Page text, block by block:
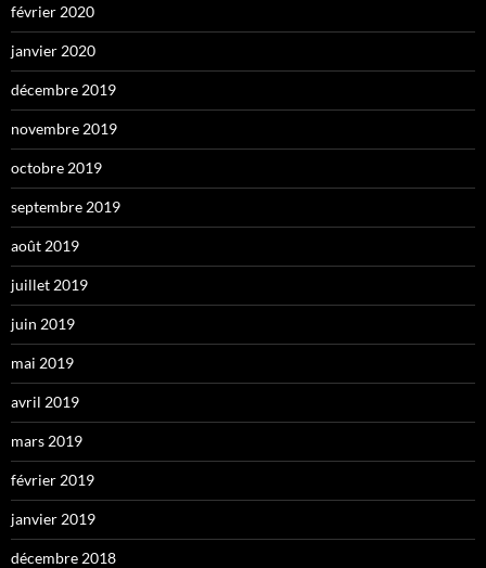
février 2020
janvier 2020
décembre 2019
novembre 2019
octobre 2019
septembre 2019
août 2019
juillet 2019
juin 2019
mai 2019
avril 2019
mars 2019
février 2019
janvier 2019
décembre 2018